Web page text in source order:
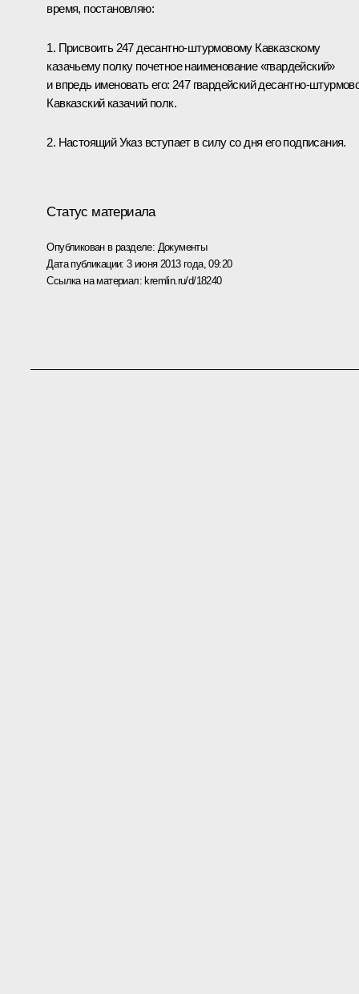
время, постановляю:
1. Присвоить 247 десантно-штурмовому Кавказскому
казачьему полку почетное наименование «гвардейский»
и впредь именовать его: 247 гвардейский десантно-
Кавказский казачий полк.
2. Настоящий Указ вступает в силу со дня его подписания.
Статус материала
Опубликован в разделе: Документы
Дата публикации:3 июня 2013 года, 09:20
Ссылка на материал: kremlin.ru/d/18240